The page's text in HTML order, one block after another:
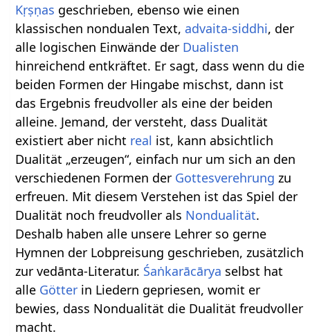
Kṛṣṇas geschrieben, ebenso wie einen
klassischen nondualen Text, advaita-siddhi, der
alle logischen Einwände der Dualisten
hinreichend entkräftet. Er sagt, dass wenn du die
beiden Formen der Hingabe mischst, dann ist
das Ergebnis freudvoller als eine der beiden
alleine. Jemand, der versteht, dass Dualität
existiert aber nicht real ist, kann absichtlich
Dualität „erzeugen“, einfach nur um sich an den
verschiedenen Formen der Gottesverehrung zu
erfreuen. Mit diesem Verstehen ist das Spiel der
Dualität noch freudvoller als Nondualität.
Deshalb haben alle unsere Lehrer so gerne
Hymnen der Lobpreisung geschrieben, zusätzlich
zur vedānta-Literatur. Śaṅkarācārya selbst hat
alle Götter in Liedern gepriesen, womit er
bewies, dass Nondualität die Dualität freudvoller
macht.